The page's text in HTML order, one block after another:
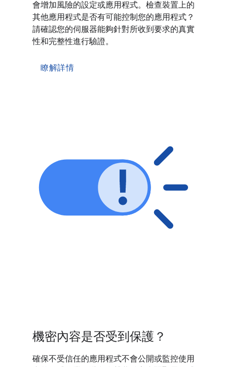
會增加風險的設定或應用程式。檢查裝置上的
其他應用程式是否有可能控制您的應用程式？
請確認您的伺服器能夠針對所收到要求的真實
性和完整性進行驗證。
瞭解詳情
機密內容是否受到保護？
確保不受信任的應用程式不會公開或監控使用